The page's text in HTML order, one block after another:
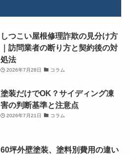
しつこい屋根修理詐欺の見分け方
｜訪問業者の断り方と契約後の対
処法
2026年7月28日 コラム
塗装だけでOK？サイディング凍
害の判断基準と注意点
2026年7月21日 コラム
60坪外壁塗装、塗料別費用の違い